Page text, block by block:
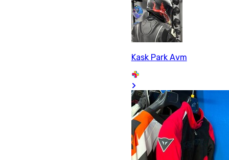
Kask Park Avm